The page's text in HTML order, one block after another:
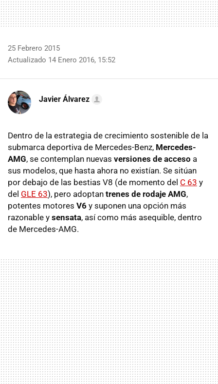
25 Febrero 2015
Actualizado 14 Enero 2016, 15:52
Javier Álvarez
Dentro de la estrategia de crecimiento sostenible de la
submarca deportiva de Mercedes-Benz, Mercedes-
AMG, se contemplan nuevas versiones de acceso a
sus modelos, que hasta ahora no existían. Se sitúan
por debajo de las bestias V8 (de momento del C 63 y
del GLE 63), pero adoptan trenes de rodaje AMG,
potentes motores V6 y suponen una opción más
razonable y sensata, así como más asequible, dentro
de Mercedes-AMG.